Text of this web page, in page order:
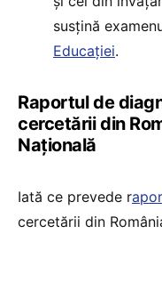
susțină
Educației.
Raportul de
cercetării din
Națională
Iată ce prevede r
cercetării din